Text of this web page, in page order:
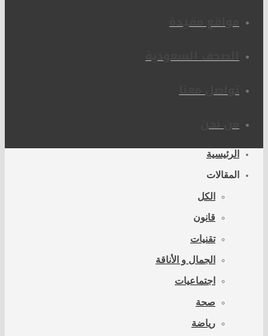
مواقع مفيدة
الصحف السعودية
تواصل معنا
من نحن
الرئيسية
المقالات
الكل
قانون
تقنيات
الجمال و الأناقة
اجتماعيات
صحة
رياضة